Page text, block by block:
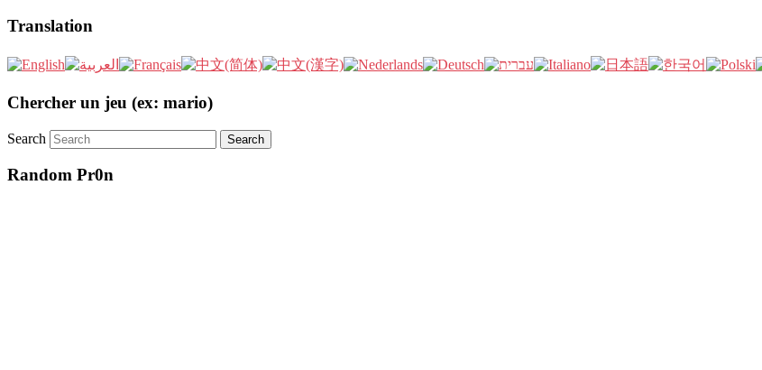
Translation
Chercher un jeu (ex: mario)
Search
Random Pr0n